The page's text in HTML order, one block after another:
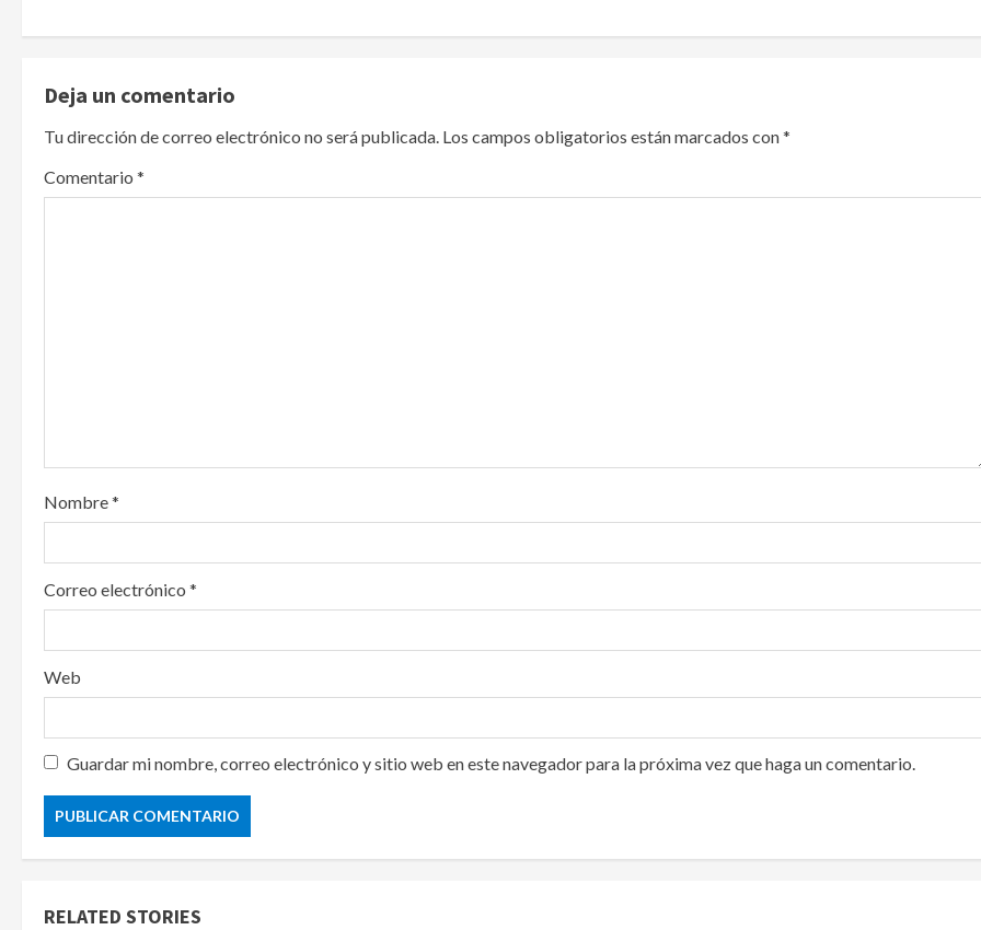
n
a
v
o
n
Deja un comentario
Tu dirección de correo electrónico no será publicada. Los campos obligatorios están marcados con*
Comentario *
Nombre*
Correo electrónico *
Web
Guardar mi nombre, correo electrónico y sitio web en este navegador para la próxima vez que haga un comentario.
RELATED STORIES